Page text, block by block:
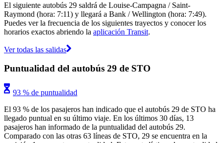
El siguiente autobús 29 saldrá de Louise-Campagna / Saint-
Raymond (hora: 7:11) y llegará a Bank / Wellington (hora: 7:49).
Puedes ver la frecuencia de los siguientes trayectos y conocer los
horarios exactos abriendo la aplicación Transit.
Ver todas las salidas
Puntualidad del autobús 29 de STO
93 % de puntualidad
El 93 % de los pasajeros han indicado que el autobús 29 de STO ha
llegado puntual en su último viaje. En los últimos 30 días, 13
pasajeros han informado de la puntualidad del autobús 29.
Comparado con las otras 63 líneas de STO, 29 se encuentra en la